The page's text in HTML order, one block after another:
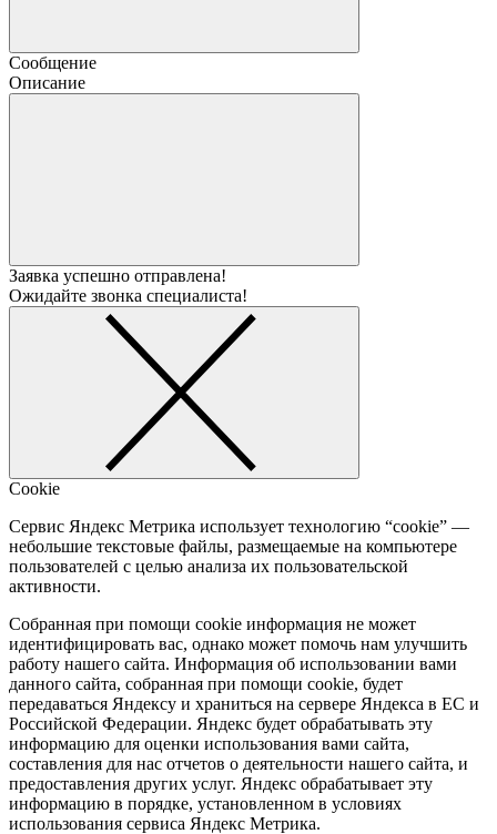
Сообщение
Описание
Заявка успешно отправлена!
Ожидайте звонка специалиста!
Cookie
Сервис Яндекс Метрика использует технологию “cookie” —
небольшие текстовые файлы, размещаемые на компьютере
пользователей с целью анализа их пользовательской
активности.
Собранная при помощи cookie информация не может
идентифицировать вас, однако может помочь нам улучшить
работу нашего сайта. Информация об использовании вами
данного сайта, собранная при помощи cookie, будет
передаваться Яндексу и храниться на сервере Яндекса в ЕС и
Российской Федерации. Яндекс будет обрабатывать эту
информацию для оценки использования вами сайта,
составления для нас отчетов о деятельности нашего сайта, и
предоставления других услуг. Яндекс обрабатывает эту
информацию в порядке, установленном в условиях
использования сервиса Яндекс Метрика.